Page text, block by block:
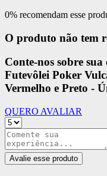
0% recomendam esse
O produto não tem
Conte-nos sobre
Futevôlei Poker
Vermelho e Preto -
QUERO AVALIAR
Avalie esse produto